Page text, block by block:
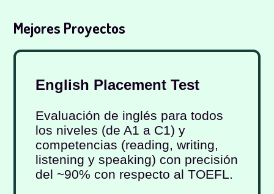
Mejores Proyectos
English Placement Test
Evaluación de inglés para todos
los niveles (de A1 a C1) y
competencias (reading, writing,
listening y speaking) con precisión
del ~90% con respecto al TOEFL.